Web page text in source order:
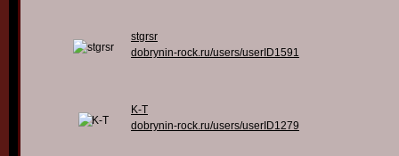
stgrsr
dobrynin-rock.ru/users/userID1591
K-T
dobrynin-rock.ru/users/userID1279